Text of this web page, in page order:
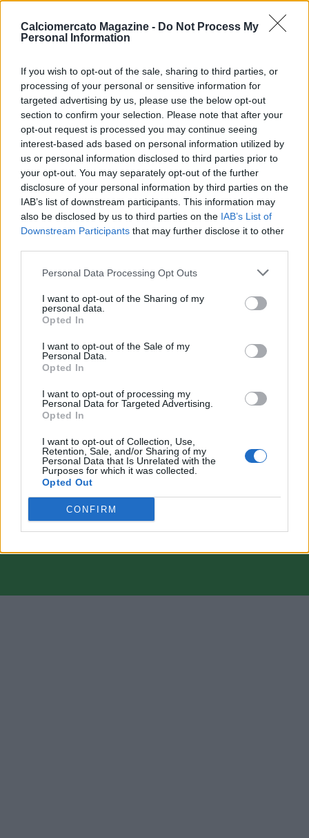
Calciomercato Magazine - Do Not Process My
Personal Information
If you wish to opt-out of the sale, sharing to third parties, or
processing of your personal or sensitive information for
targeted advertising by us, please use the below opt-out
section to confirm your selection. Please note that after your
opt-out request is processed you may continue seeing
interest-based ads based on personal information utilized by
us or personal information disclosed to third parties prior to
your opt-out. You may separately opt-out of the further
disclosure of your personal information by third parties on the
IAB’s list of downstream participants. This information may
also be disclosed by us to third parties on the IAB’s List of
Downstream Participants that may further disclose it to other
Personal Data Processing Opt Outs
I want to opt-out of the Sharing of my
personal data.
Opted In
I want to opt-out of the Sale of my
Personal Data.
Opted In
I want to opt-out of processing my
Personal Data for Targeted Advertising.
Opted In
I want to opt-out of Collection, Use,
Retention, Sale, and/or Sharing of my
Personal Data that Is Unrelated with the
Purposes for which it was collected.
Opted Out
CONFIRM
NAPOLI - Fabrizio Romano, giornalista ed esperto di mercato,
"Napoli e Udinese sono in trattativa per Samardzic, come
riportato all'inizio di questa settimana, i colloqui continuano.
L'accordo tra i club è sempre più vicino, il padre del giocatore
verrà presto in Italia per discutere maggiori dettagli con
l'Udinese".
Il materiale (testo, foto e video) consultabile in questo portale è di nostra proprietà.
Alcune foto (screenshot) ed articoli presenti su "Calciomercato Magazine" sono in parte
giunti da internet, in quanto arrivati alla nostra attenzione attraverso regolari
comunicati stampa con immagini e testi allegati ed autorizzati alla pubblicazione, e
quindi valutati di pubblico dominio. Se i soggetti o gli autori avessero qualcosa in
contrario alla pubblicazione, non avranno che da segnalarlo alla redazione (indirizzo
email:redazione@napolimagazine.com), che provvederà prontamente alla rimozione.